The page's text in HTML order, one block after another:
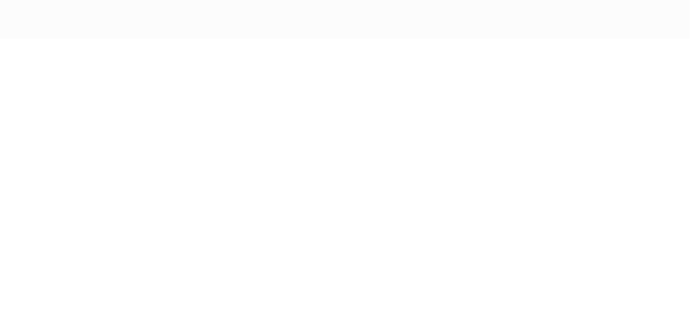
lots of analogies so it can be accepted calmly by new CCNA acceptance as able-bodied as acclimatized Cisco professionals. It is on